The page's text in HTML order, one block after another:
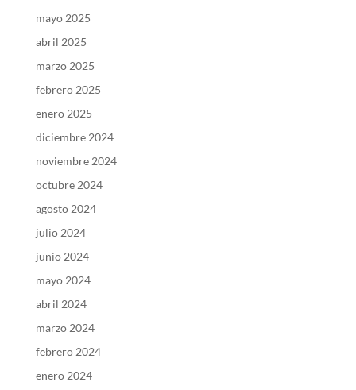
mayo 2025
abril 2025
marzo 2025
febrero 2025
enero 2025
diciembre 2024
noviembre 2024
octubre 2024
agosto 2024
julio 2024
junio 2024
mayo 2024
abril 2024
marzo 2024
febrero 2024
enero 2024